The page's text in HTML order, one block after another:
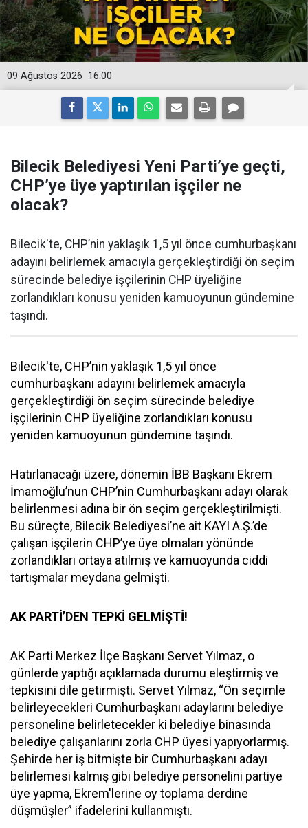
16:00
09 Ağustos 2026
Bilecik Belediyesi Yeni Parti’ye geçti,
CHP’ye üye yaptırılan işçiler ne
olacak?
Bilecik'te, CHP’nin yaklaşık 1,5 yıl önce cumhurbaşkanı
adayını belirlemek amacıyla gerçekleştirdiği ön seçim
sürecinde belediye işçilerinin CHP üyeliğine
zorlandıkları konusu yeniden kamuoyunun gündemine
taşındı.
Bilecik'te, CHP’nin yaklaşık 1,5 yıl önce
cumhurbaşkanı adayını belirlemek amacıyla
gerçekleştirdiği ön seçim sürecinde belediye
işçilerinin CHP üyeliğine zorlandıkları konusu
yeniden kamuoyunun gündemine taşındı.
Hatırlanacağı üzere, dönemin İBB Başkanı Ekrem
İmamoğlu’nun CHP’nin Cumhurbaşkanı adayı olarak
belirlenmesi adına bir ön seçim gerçekleştirilmişti.
Bu süreçte, Bilecik Belediyesi’ne ait KAYI A.Ş.’de
çalışan işçilerin CHP’ye üye olmaları yönünde
zorlandıkları ortaya atılmış ve kamuoyunda ciddi
tartışmalar meydana gelmişti.
AK PARTİ’DEN TEPKİ GELMİŞTİ!
AK Parti Merkez İlçe Başkanı Servet Yılmaz, o
günlerde yaptığı açıklamada durumu eleştirmiş ve
tepkisini dile getirmişti. Servet Yılmaz, “Ön seçimle
belirleyecekleri Cumhurbaşkanı adaylarını belediye
personeline belirletecekler ki belediye binasında
belediye çalışanlarını zorla CHP üyesi yapıyorlarmış.
Şehirde her iş bitmişte bir Cumhurbaşkanı adayı
belirlemesi kalmış gibi belediye personelini partiye
üye yapma, Ekrem'lerine oy toplama derdine
düşmüşler” ifadelerini kullanmıştı.